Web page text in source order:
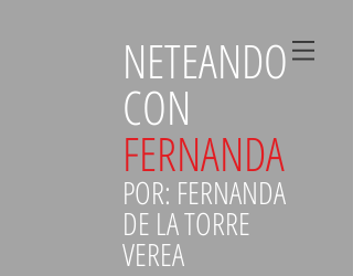
NETEANDO
CON
FERNANDA
POR: FERNANDA
DE LA TORRE
VEREA